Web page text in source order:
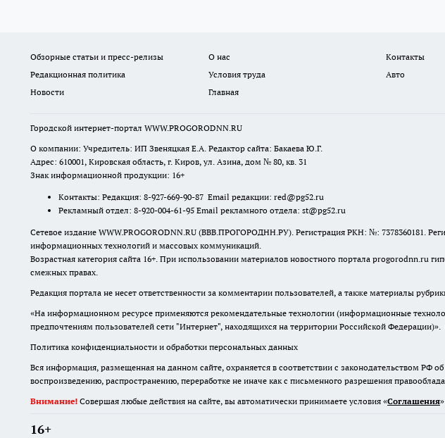
Обзорные статьи и пресс-релизы О нас
Контакты
Редакционная политика
Условия труда
Авто
Новости
Главная
Городской интернет-портал WWW.PROGORODNN.RU
О компании: Учредитель: ИП Звеняцкая Е.А. Редактор сайта: Бакаева Ю.Г.
Адрес: 610001, Кировская область, г. Киров, ул. Азина, дом № 80, кв. 31
Знак информационной продукции: 16+
Контакты: Редакция: 8-927-669-90-87 Email редакции: red@pg52.ru
Рекламный отдел: 8-920-004-61-95 Email рекламного отдела: st@pg52.ru
Сетевое издание WWW.PROGORODNN.RU (ВВВ.ПРОГОРОДНН.РУ). Регистрация РКН: №: 7378360181.
информационных технологий и массовых коммуникаций.
Возрастная категория сайта 16+. При использовании материалов новостного портала progorodnn.ru
смежных правах.
Редакция портала не несет ответственности за комментарии пользователей, а также материалы
«На информационном ресурсе применяются рекомендательные технологии (информационные
предпочтениям пользователей сети "Интернет", находящихся на территории Российской Федерации)».
Политика конфиденциальности и обработки персональных данных
Вся информация, размещенная на данном сайте, охраняется в соответствии с законодательством
воспроизведению, распространению, переработке не иначе как с письменного разрешения
Внимание! Совершая любые действия на сайте, вы автоматически принимаете условия «Cоглашения»
16+